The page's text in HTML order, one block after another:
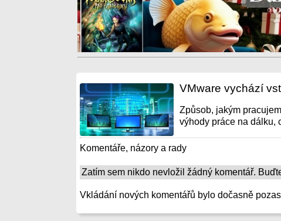
VMware vychází
Způsob, jakým
výhody práce na dálku,
Komentáře, názory a rady
Zatím sem nikdo nevložil žádný komentář.
Vkládání nových komentářů bylo dočasně